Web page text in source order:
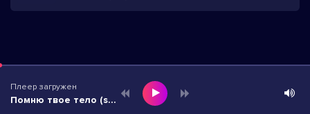
Плеер загружен
Помню твое тело (speed up)